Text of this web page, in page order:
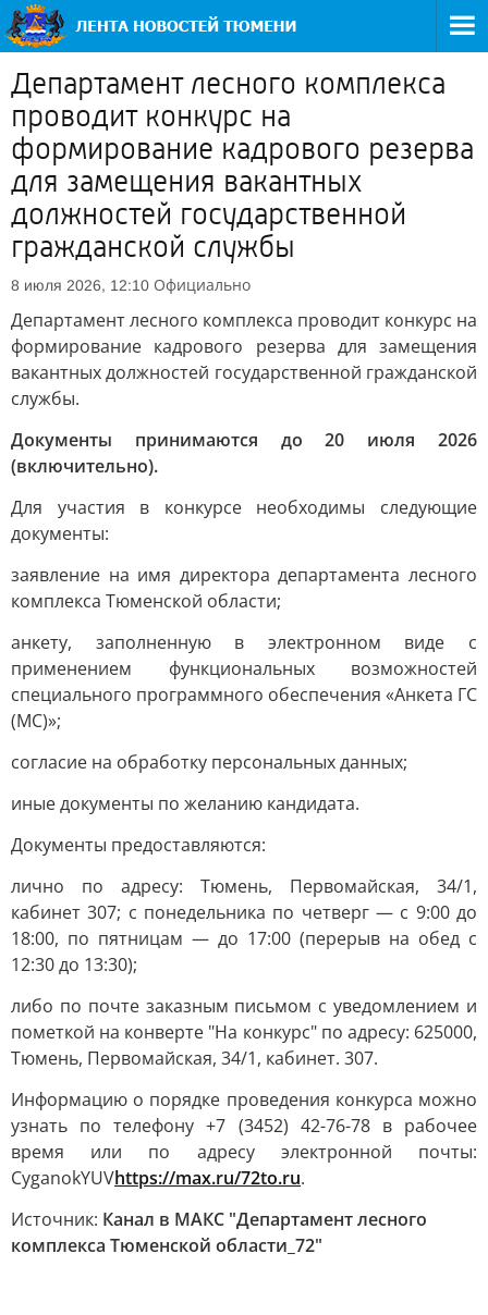
Департамент лесного комплекса
проводит конкурс на
формирование кадрового резерва
для замещения вакантных
должностей государственной
гражданской службы
8 июля 2026, 12:10 Официально
Департамент лесного комплекса проводит конкурс на
формирование кадрового резерва для замещения
вакантных должностей государственной гражданской
службы.
Документы принимаются до 20 июля 2026
(включительно).
Для участия в конкурсе необходимы следующие
документы:
заявление на имя директора департамента лесного
комплекса Тюменской области;
анкету, заполненную в электронном виде с
применением функциональных возможностей
специального программного обеспечения «Анкета ГС
(МС)»;
согласие на обработку персональных данных;
иные документы по желанию кандидата.
Документы предоставляются:
лично по адресу: Тюмень, Первомайская, 34/1,
кабинет 307; с понедельника по четверг — с 9:00 до
18:00, по пятницам — до 17:00 (перерыв на обед с
12:30 до 13:30);
либо по почте заказным письмом с уведомлением и
пометкой на конверте "На конкурс" по адресу: 625000,
Тюмень, Первомайская, 34/1, кабинет. 307.
Информацию о порядке проведения конкурса можно
узнать по телефону +7 (3452) 42-76-78 в рабочее
время или по адресу электронной почты:
CyganokYUVhttps://max.ru/72to.ru.
Источник: Канал в МАКС "Департамент лесного
комплекса Тюменской области_72"